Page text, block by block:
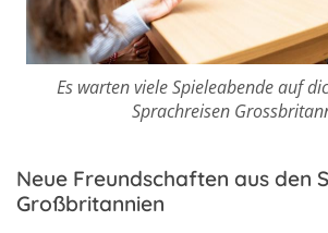
Es warten viele Spieleabende auf
Sprachreisen
Neue Freundschaften aus den
Großbritannien